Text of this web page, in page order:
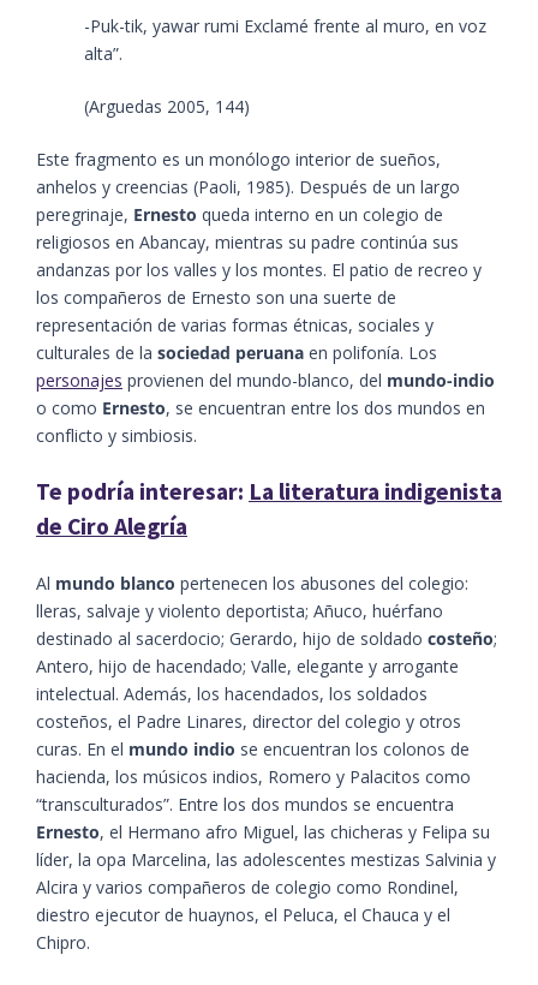
-Puk-tik, yawar rumi Exclamé frente al muro, en voz
alta”.
​​(Arguedas 2005, 144)​
Este fragmento es un monólogo interior de sueños,
anhelos y creencias​ (Paoli, 1985)​. Después de un largo
peregrinaje, Ernesto queda interno en un colegio de
religiosos en Abancay, mientras su padre continúa sus
andanzas por los valles y los montes. El patio de recreo y
los compañeros de Ernesto son una suerte de
representación de varias formas étnicas, sociales y
culturales de la sociedad peruana en polifonía. Los
personajes provienen del mundo-blanco, del mundo-indio
o como Ernesto, se encuentran entre los dos mundos en
conflicto y simbiosis.
Te podría interesar: La literatura indigenista
de Ciro Alegría
Al mundo blanco pertenecen los abusones del colegio:
lleras, salvaje y violento deportista; Añuco, huérfano
destinado al sacerdocio; Gerardo, hijo de soldado costeño;
Antero, hijo de hacendado; Valle, elegante y arrogante
intelectual. Además, los hacendados, los soldados
costeños, el Padre Linares, director del colegio y otros
curas. En el mundo indio se encuentran los colonos de
hacienda, los músicos indios, Romero y Palacitos como
“transculturados”. Entre los dos mundos se encuentra
Ernesto, el Hermano afro Miguel, las chicheras y Felipa su
líder, la opa Marcelina, las adolescentes mestizas Salvinia y
Alcira y varios compañeros de colegio como Rondinel,
diestro ejecutor de huaynos, el Peluca, el Chauca y el
Chipro.